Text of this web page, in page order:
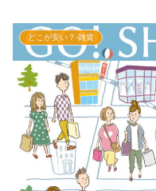
どこが安い？-雑貨